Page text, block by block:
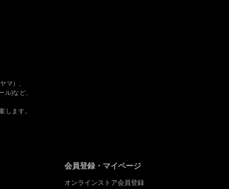
ます。
た当社が提供する情報に
マ）、
)など、
ます。
会員登録・マイページ
オンラインストア会員登録